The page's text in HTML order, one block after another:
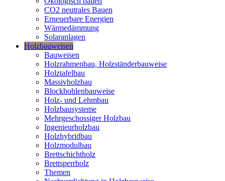
CO2 neutrales Bauen
Erneuerbare Energien
Wärmedämmung
Solaranlagen
Holzbauweisen
Bauweisen
Holzrahmenbau, Holzständerbauweise
Holztafelbau
Massivholzbau
Blockbohlenbauweise
Holz- und Lehmbau
Holzbausysteme
Mehrgeschossiger Holzbau
Ingenieurholzbau
Holzhybridbau
Holzmodulbau
Brettschichtholz
Brettsperrholz
Themen